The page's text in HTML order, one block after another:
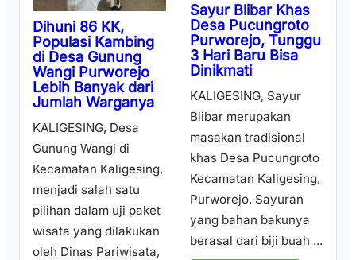
Dihuni 86 KK,
Populasi Kambing
di Desa Gunung
Wangi Purworejo
Lebih Banyak dari
Jumlah Warganya
KALIGESING, Desa
Gunung Wangi di
Kecamatan Kaligesing,
menjadi salah satu
pilihan dalam uji paket
wisata yang dilakukan
oleh Dinas Pariwisata,
Sayur Blibar Khas
Desa Pucungroto
Purworejo, Tunggu
3 Hari Baru Bisa
Dinikmati
KALIGESING, Sayur
Blibar merupakan
masakan tradisional
khas Desa Pucungroto
Kecamatan Kaligesing,
Purworejo. Sayuran
yang bahan bakunya
berasal dari biji buah ...